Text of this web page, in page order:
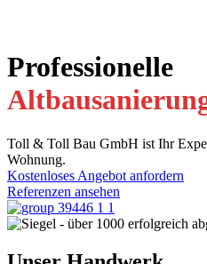
Professionelle
Toll & Toll Bau GmbH ist Ihr
Wohnung.
Kostenloses Angebot anfordern
Referenzen ansehen